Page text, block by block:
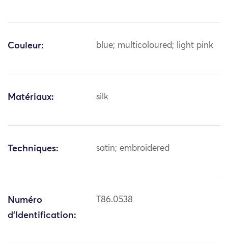
Couleur: blue; multicoloured; light pink
Matériaux: silk
Techniques: satin; embroidered
Numéro
d'Identification:
T86.0538